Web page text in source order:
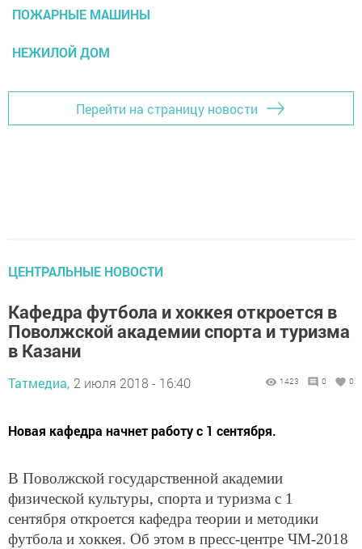
ПОЖАРНЫЕ МАШИНЫ
НЕЖИЛОЙ ДОМ
Перейти на страницу новости
ЦЕНТРАЛЬНЫЕ НОВОСТИ
Кафедра футбола и хоккея откроется в
Поволжской академии спорта и туризма
в Казани
Татмедиа, 2 июля 2018 - 16:40 1423 0 0
Новая кафедра начнет работу с 1 сентября.
В Поволжской государственной академии
физической культуры, спорта и туризма с 1
сентября откроется кафедра теории и методики
футбола и хоккея. Об этом в пресс-центре ЧМ-2018